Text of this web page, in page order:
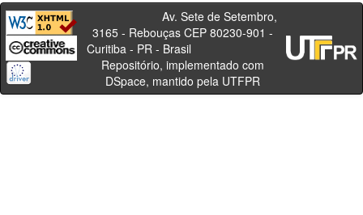
Av. Sete de Setembro,
3165 - Rebouças CEP 80230-901 -
Curitiba - PR - Brasil
Repositório, implementado com
DSpace, mantido pela UTFPR